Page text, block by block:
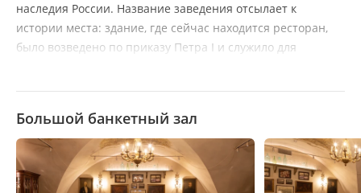
наследия России. Название заведения отсылает к
истории места: здание, где сейчас находится ресторан,
было возведено по приказу Петра I и служило для
резными элементами, образ дополняют кованые люстры
с лампочками-свечками, классическая сервировка столов.
Большой банкетный зал